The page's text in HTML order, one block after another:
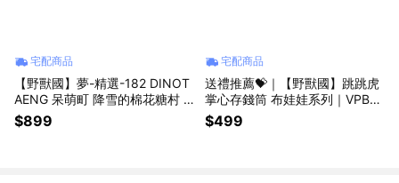
宅配商品
【野獸國】夢-精選-182 DINOT
AENG 呆萌町 降雪的棉花糖村 :
冬日午後
$899
宅配商品
送禮推薦💝｜【野獸國】跳跳虎
掌心存錢筒 布娃娃系列｜VPBP-
024
$499